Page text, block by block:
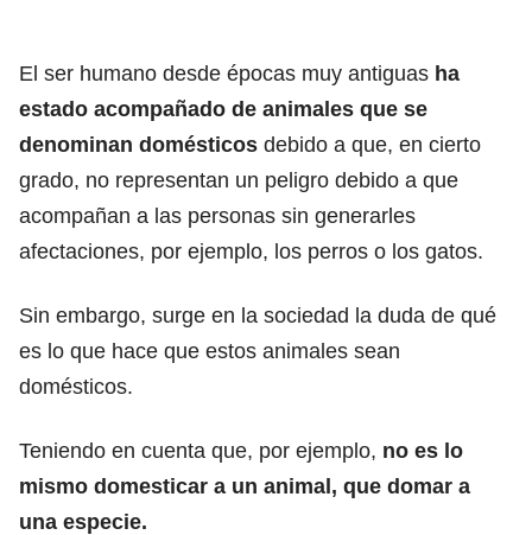
El ser humano desde épocas muy antiguas ha
estado acompañado de animales que se
denominan domésticos debido a que, en cierto
grado, no representan un peligro debido a que
acompañan a las personas sin generarles
afectaciones, por ejemplo, los perros o los gatos.
Sin embargo, surge en la sociedad la duda de qué
es lo que hace que estos animales sean
domésticos.
Teniendo en cuenta que, por ejemplo, no es lo
mismo domesticar a un animal, que domar a
una especie.